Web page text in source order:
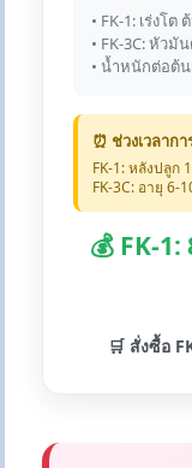
• FK-1: เร่งโ
• FK-3C: หัวมั
• น้ำหนักต่อต้
⏰ ช่วงเวลากา
FK-1: หลังปลูก
FK-3C: อายุ 6-
💰 FK-
🛒 สั่งซื้อ